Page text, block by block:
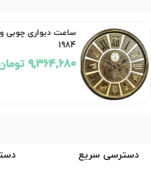
ساعت دیواری چوبی
1984
9,364,680 تومان
دسترسی سریع